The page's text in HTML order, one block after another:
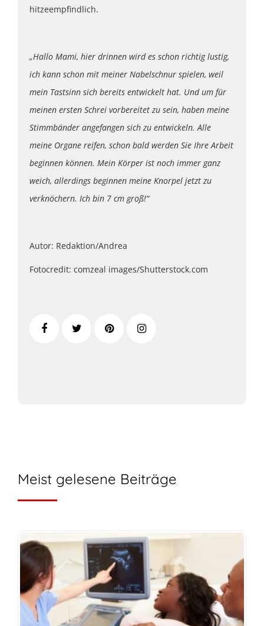
hitzeempfindlich.
„Hallo Mami, hier drinnen wird es schon richtig lustig,
ich kann schon mit meiner Nabelschnur spielen, weil
mein Tastsinn sich bereits entwickelt hat. Und um für
meinen ersten Schrei vorbereitet zu sein, haben meine
Stimmbänder angefangen sich zu entwickeln. Alle
meine Organe reifen, schon bald werden Sie Ihre Arbeit
beginnen können. Mein Körper ist noch immer ganz
weich, allerdings beginnen meine Knorpel jetzt zu
verknöchern. Ich bin 7 cm groß!“
Autor: Redaktion/Andrea
Fotocredit: comzeal images/Shutterstock.com
Meist gelesene Beiträge